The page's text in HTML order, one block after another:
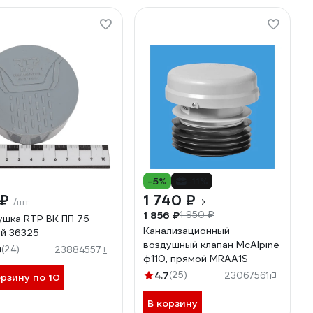
/шт
RTP ВК ПП 75
36325
(24) 23884557
по 10
-5%
1 740 ₽
1 856 ₽1 950 ₽
Канализационный
воздушный клапан McAlpine
ф110, прямой MRAA1S
4.7(25) 23067561
В корзину